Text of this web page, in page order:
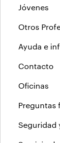
Jóvenes
Otros
Ayuda e
Contacto
Oficinas
Preguntas
Seguridad